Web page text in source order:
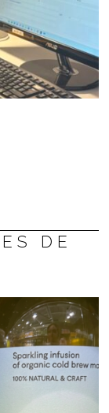
DE